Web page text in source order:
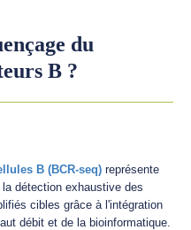
du
B ?
B (BCR-seq) représente
détection exhaustive des
cibles grâce à l'intégration
débit et de la bioinformatique.